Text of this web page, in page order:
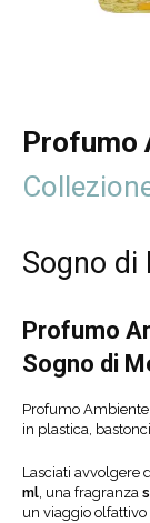
Profumo
Sogno di
Profumo
Sogno di
Profumo
in plastica,
Lasciati avvolgere
ml, una fragranza
un viaggio